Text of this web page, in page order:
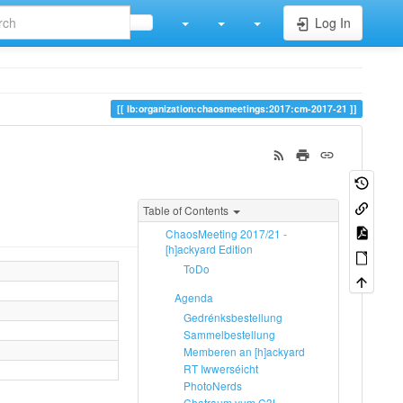
Log In
lb:organization:chaosmeetings:2017:cm-2017-21
Table of Contents
ChaosMeeting 2017/21 -
[h]ackyard Edition
ToDo
Agenda
Gedrénksbestellung
Sammelbestellung
Memberen an [h]ackyard
RT Iwwerséicht
PhotoNerds